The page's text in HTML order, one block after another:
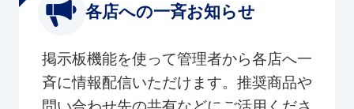
各店への一斉お知らせ
掲示板機能を使って管理者から各店へ一
斉に情報配信いただけます。推奨商品や